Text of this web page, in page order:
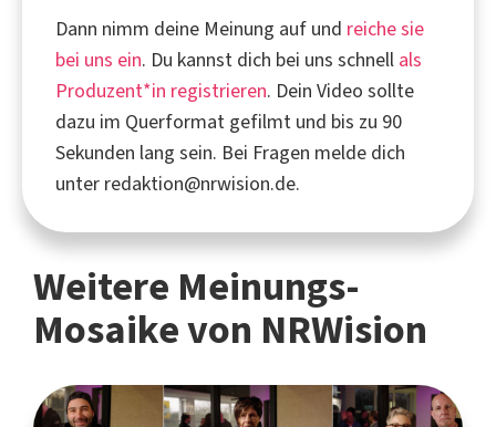
Dann nimm deine Meinung auf und reiche sie
bei uns ein. Du kannst dich bei uns schnell als
Produzent*in registrieren. Dein Video sollte
dazu im Querformat gefilmt und bis zu 90
Sekunden lang sein. Bei Fragen melde dich
unter redaktion@nrwision.de.
Weitere Meinungs-
Mosaike von NRWision